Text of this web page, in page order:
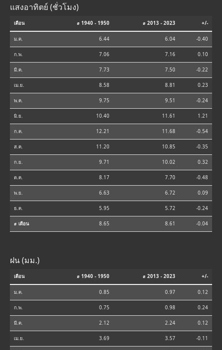
แสงอาทิตย์ (ชั่วโมง)
เดือน ⌀ 1940 - 1950 ⌀ 2013 - 2023 +/-
ม.ค. 6.44 6.04 -0.40
ก.พ. 7.06 7.16 0.10
มี.ค. 7.73 7.50 -0.22
เม.ย. 8.58 8.81 0.23
พ.ค. 9.75 9.51 -0.24
มิ.ย. 10.40 11.61 1.21
ก.ค. 12.21 11.68 -0.54
ส.ค. 11.20 10.85 -0.35
ก.ย. 9.71 10.02 0.32
ต.ค. 8.17 7.70 -0.48
พ.ย. 6.63 6.72 0.09
ธ.ค. 5.95 5.72 -0.24
⌀ เดือน 8.65 8.61 -0.04
ฝน (มม.)
เดือน ⌀ 1940 - 1950 ⌀ 2013 - 2023 +/-
ม.ค. 0.85 0.97 0.12
ก.พ. 0.75 0.98 0.24
มี.ค. 2.12 2.24 0.12
เม.ย. 3.69 3.57 -0.11